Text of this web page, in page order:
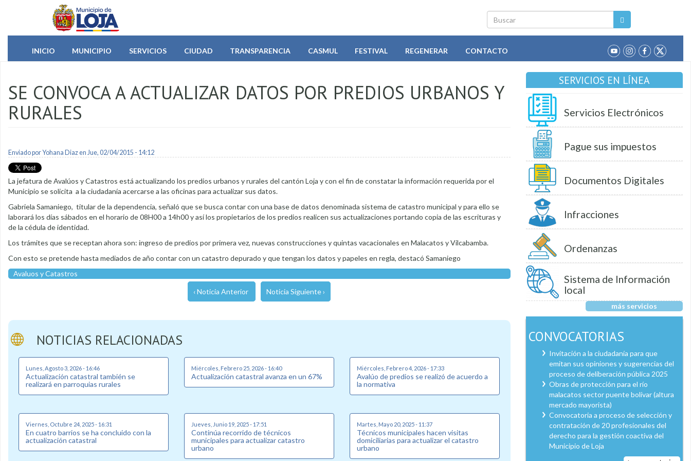
Pasar al contenido principal
Buscar
INICIO
MUNICIPIO SERVICIOS CIUDAD TRANSPARENCIA CASMUL FESTIVAL REGENERAR CONTACTO
SE CONVOCA A ACTUALIZAR DATOS POR PREDIOS URBANOS Y
RURALES
Enviado porYohana Diazen Jue, 02/04/2015 - 14:12
La jefatura de Avalúos y Catastros está actualizando los predios urbanos y rurales del cantón Loja y con el fin de constatar la información requerida por el
Municipio se solicita a la ciudadanía acercarse a las oficinas para actualizar sus datos.
Gabriela Samaniego, titular de la dependencia, señaló que se busca contar con una base de datos denominada sistema de catastro municipal y para ello se
laborará los días sábados en el horario de 08H00 a 14h00 y así los propietarios de los predios realicen sus actualizaciones portando copia de las escrituras y
de la cédula de identidad.
Los trámites que se receptan ahora son: ingreso de predios por primera vez, nuevas construcciones y quintas vacacionales en Malacatos y Vilcabamba.
Con esto se pretende hasta mediados de año contar con un catastro depurado y que tengan los datos y papeles en regla, destacó Samaniego
Avaluos y Catastros
‹ Noticia Anterior Noticia Siguiente ›
NOTICIAS RELACIONADAS
Lunes, Agosto 3, 2026 - 16:46
Actualización catastral también se
realizará en parroquias rurales
Miércoles, Febrero 25, 2026 - 16:40
Actualización catastral avanza en un 67%
Miércoles, Febrero 4, 2026 - 17:33
Avalúo de predios se realizó de acuerdo a
la normativa
Viernes, Octubre 24, 2025 - 16:31
En cuatro barrios se ha concluido con la
actualización catastral
Jueves, Junio 19, 2025 - 17:51
Continúa recorrido de técnicos
municipales para actualizar catastro
urbano
Martes, Mayo 20, 2025 - 11:37
Técnicos municipales hacen visitas
domiciliarias para actualizar el catastro
urbano
SERVICIOS EN LÍNEA
Servicios Electrónicos
Pague sus impuestos
Documentos Digitales
Infracciones
Ordenanzas
Sistema de Información
local
más servicios
CONVOCATORIAS
Invitación a la ciudadanía para que
emitan sus opiniones y sugerencias del
proceso de deliberación pública 2025
Obras de protección para el río
malacatos sector puente bolívar (altura
mercado mayorista)
Convocatoria a proceso de selección y
contratación de 20 profesionales del
derecho para la gestión coactiva del
Municipio de Loja